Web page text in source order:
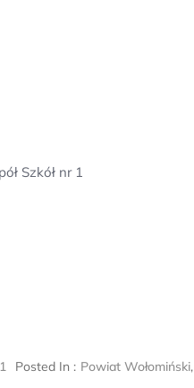
Szkół nr 1
Posted In : Powiat Wołomiński,